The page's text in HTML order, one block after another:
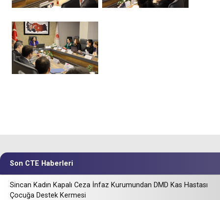
Son CTE Haberleri
Sincan Kadın Kapalı Ceza İnfaz Kurumundan DMD Kas Hastası
Çocuğa Destek Kermesi